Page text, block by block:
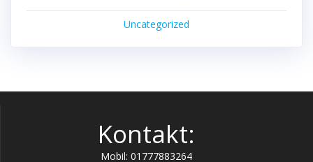
Uncategorized
Kontakt:
Mobil: 01777883264